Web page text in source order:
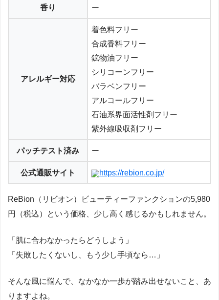
香り ー
アレルギー対応
着色料フリー
合成香料フリー
鉱物油フリー
シリコーンフリー
バラベンフリー
アルコールフリー
石油系界面活性剤フリー
紫外線吸収剤フリー
パッチテスト済み ー
公式通販サイト https://rebion.co.jp/
ReBion（リビオン）ビューティーファンクションの5,980
円（税込）という価格、少し高く感じるかもしれません。
「肌に合わなかったらどうしよう」
「失敗したくないし、もう少し手頃なら…」
そんな風に悩んで、なかなか一歩が踏み出せないこと、あ
りますよね。